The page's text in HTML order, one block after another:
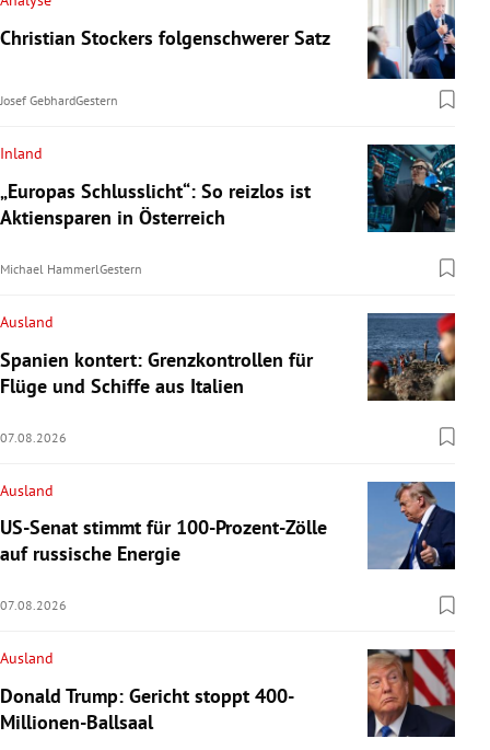
Christian Stockers folgenschwerer Satz
Josef GebhardGestern
Inland
„Europas Schlusslicht“: So reizlos ist
Aktiensparen in Österreich
Michael HammerlGestern
Ausland
Spanien kontert: Grenzkontrollen für
Flüge und Schiffe aus Italien
07.08.2026
Ausland
US-Senat stimmt für 100-Prozent-Zölle
auf russische Energie
07.08.2026
Ausland
Donald Trump: Gericht stoppt 400-
Millionen-Ballsaal